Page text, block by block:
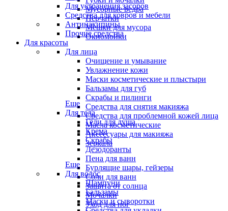
Мусорные ведра
Перчатки
Мешки для мусора
Окномойки
Для устранения засоров
Средства для ковров и мебели
Антинакипины
Прочие средства
Для красоты
Для лица
Очищение и умывание
Увлажнение кожи
Маски косметические и плыстыри
Бальзамы для губ
Скрабы и пилинги
Средства для снятия макияжа
Средства для проблемной кожей лица
Масла косметические
Аксессуары для макияжа
Зеркала
Еще
Для тела
Гели для душа
Крема
Скрабы
Дезодоранты
Пена для ванн
Бурлящие шары, гейзеры
Соли для ванн
Защита от солнца
Мочалки
Уход для ног
Еще
Для волос
Шампуни
Бальзамы
Маски и сыворотки